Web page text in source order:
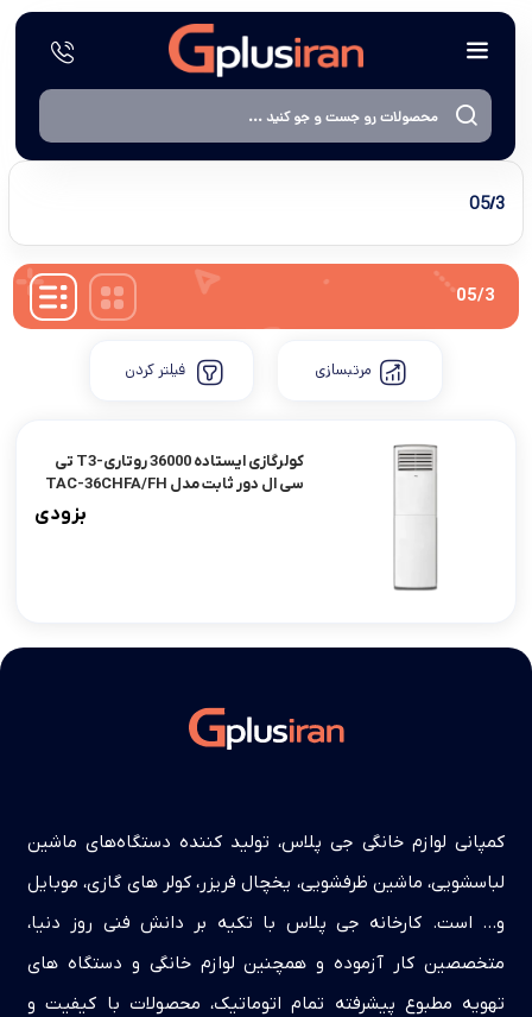
05/3
05/3
مرتبسازی فیلتر کردن
کولرگازی ایستاده 36000 روتاری-T3 تی
سی ال دور ثابت مدل TAC-36CHFA/FH
بزودی
کمپانی لوازم خانگی جی پلاس، تولید کننده دستگاه‌های ماشین
لباسشویی، ماشین ظرفشویی، یخچال فریزر، کولر های گازی، موبایل
و… است. کارخانه جی پلاس با تکیه بر دانش فنی روز دنیا،
متخصصین کار آزموده و همچنین لوازم خانگی و دستگاه های
تهویه مطبوع پیشرفته تمام اتوماتیک، محصولات با کیفیت و